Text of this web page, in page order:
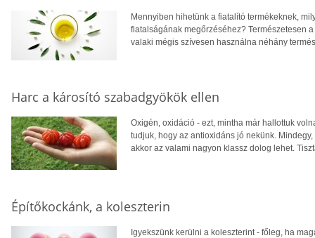
Mennyiben hihetünk a fiatalító termékeknek,
fiatalságának megőrzéséhez? Természetesen
valaki mégis szívesen használna néhány
Harc a károsító szabadgyökök ellen
Oxigén, oxidáció - ezt, mintha már hallottuk
tudjuk, hogy az antioxidáns jó nekünk.
akkor az valami nagyon klassz dolog lehet.
Építőkockánk, a koleszterin
Igyekszünk kerülni a koleszterint - főleg, ha